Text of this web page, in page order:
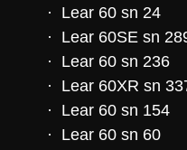
· Lear 60 sn 24
· Lear 60SE sn
· Lear 60 sn 236
· Lear 60XR sn
· Lear 60 sn 154
· Lear 60 sn 60